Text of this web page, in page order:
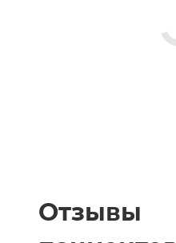
Отзывы